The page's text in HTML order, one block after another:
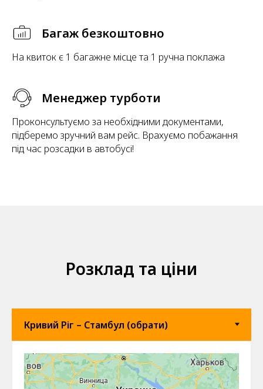
Багаж безкоштовно
На квиток є 1 багажне місце та 1 ручна поклажа
Менеджер турботи
Проконсультуємо за необхідними документами,
підберемо зручний вам рейс. Врахуємо побажання
під час розсадки в автобусі!
Розклад та ціни